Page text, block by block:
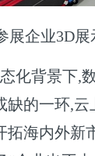
展企业3D展
化背景下,
缺的一环,云
拓海内外新